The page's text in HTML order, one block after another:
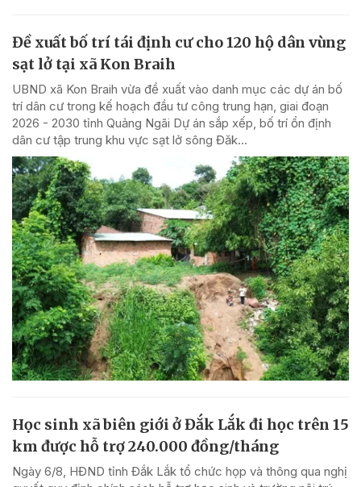
Đề xuất bố trí tái định cư cho 120 hộ dân vùng
sạt lở tại xã Kon Braih
UBND xã Kon Braih vừa đề xuất vào danh mục các dự án bố
trí dân cư trong kế hoạch đầu tư công trung hạn, giai đoạn
2026 - 2030 tỉnh Quảng Ngãi Dự án sắp xếp, bố trí ổn định
dân cư tập trung khu vực sạt lở sông Đăk...
Học sinh xã biên giới ở Đắk Lắk đi học trên 15
km được hỗ trợ 240.000 đồng/tháng
Ngày 6/8, HĐND tỉnh Đắk Lắk tổ chức họp và thông qua nghị